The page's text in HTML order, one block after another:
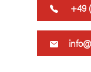
​+49